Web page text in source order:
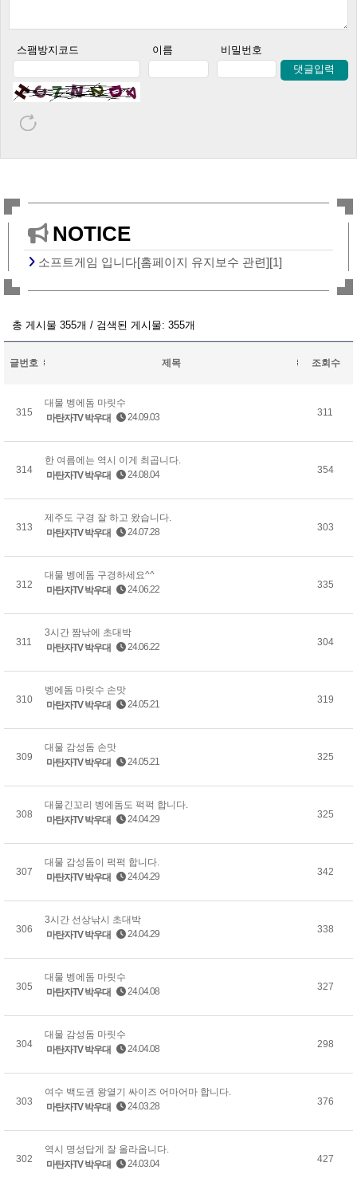
스팸방지코드 이름
비밀번호
댓글입력
NOTICE
소프트게임 입니다[홈페이지 유지보수 관련][1]
총 게시물 355개 / 검색된 게시물: 355개
글번호 제목 조회수
315
대물 벵에돔 마릿수
마탄자TV 박우대
24.09.03 311
314
한 여름에는 역시 이게 최곱니다.
마탄자TV 박우대
24.08.04 354
313
제주도 구경 잘 하고 왔습니다.
마탄자TV 박우대
24.07.28 303
312
대물 벵에돔 구경하세요^^
마탄자TV 박우대
24.06.22 335
311
3시간 짬낚에 초대박
마탄자TV 박우대
24.06.22 304
310
벵에돔 마릿수 손맛
마탄자TV 박우대
24.05.21 319
309
대물 감성돔 손맛
마탄자TV 박우대
24.05.21 325
308
대물긴꼬리 벵에돔도 퍽퍽 합니다.
마탄자TV 박우대
24.04.29 325
307
대물 감성돔이 퍽퍽 합니다.
마탄자TV 박우대
24.04.29 342
306
3시간 선상낚시 초대박
마탄자TV 박우대
24.04.29 338
305
대물 벵에돔 마릿수
마탄자TV 박우대
24.04.08 327
304
대물 감성돔 마릿수
마탄자TV 박우대
24.04.08 298
303
여수 백도권 왕열기 싸이즈 어마어마 합니다.
마탄자TV 박우대
24.03.28 376
302
역시 명성답게 잘 올라옵니다.
마탄자TV 박우대
24.03.04 427